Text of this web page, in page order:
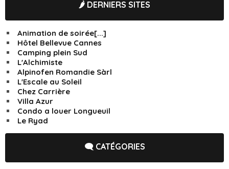
🌶️ DERNIERS SITES
Animation de soirée[...]
Hôtel Bellevue Cannes
Camping plein Sud
L'Alchimiste
Alpinofen Romandie Sàrl
L'Escale au Soleil
Chez Carrière
Villa Azur
Condo a louer Longueuil
Le Ryad
🗨️ CATÉGORIES